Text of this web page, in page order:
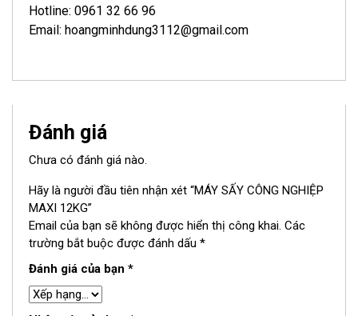
Hotline: 0961 32 66 96
Email: hoangminhdung3112@gmail.com
Đánh giá
Chưa có đánh giá nào.
Hãy là người đầu tiên nhận xét “MÁY SẤY CÔNG NGHIỆP
MAXI 12KG”
Email của bạn sẽ không được hiển thị công khai. Các
trường bắt buộc được đánh dấu *
Đánh giá của bạn *